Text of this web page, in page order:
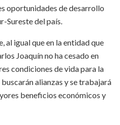
oportunidades de desarrollo
Sureste del país.
al igual que en la entidad que
Joaquín no ha cesado en
condiciones de vida para la
buscarán alianzas y se trabajará
beneficios económicos y